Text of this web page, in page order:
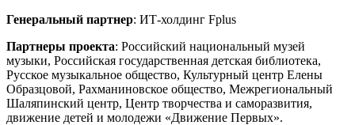
Генеральный партнер: ИТ-холдинг Fplus
Партнеры проекта: Российский национальный музей
музыки, Российская государственная детская библиотека,
Русское музыкальное общество, Культурный центр Елены
Образцовой, Рахманиновское общество, Межрегиональный
Шаляпинский центр, Центр творчества и саморазвития,
движение детей и молодежи «Движение Первых».